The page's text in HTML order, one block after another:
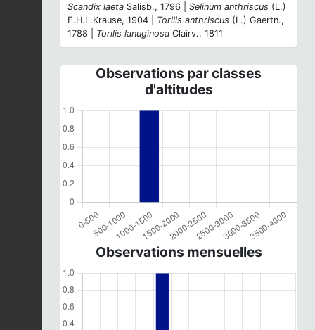
Scandix laeta Salisb., 1796 | Selinum anthriscus (L.)
E.H.L.Krause, 1904 | Torilis anthriscus (L.) Gaertn.,
1788 | Torilis lanuginosa Clairv., 1811
Observations par classes
d'altitudes
Observations mensuelles